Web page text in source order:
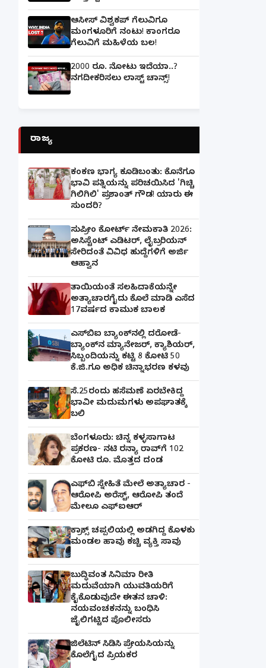
ಆಸೀಸ್ ವಿಶ್ವಕಪ್ ಗೆಲುವಿಗೂ
ಮಂಗಳೂರಿಗೆ ನಂಟು! ಕಾಂಗರೂ
ಗೆಲುವಿಗೆ ಮಹಿಳೆಯ ಬಲ!
2000 ರೂ. ನೋಟು ಇದೆಯಾ..?
ನಗದೀಕರಿಸಲು ಲಾಸ್ಟ್‌ ಚಾನ್ಸ್‌!
ರಾಜ್ಯ
ಕಂಕಣ ಭಾಗ್ಯ ಕೂಡಿಬಂತು: ಕೊನೆಗೂ
ಭಾವಿ ಪತ್ನಿಯನ್ನು ಪರಿಚಯಿಸಿದ 'ಗಿಚ್ಚಿ
ಗಿಲಿಗಿಲಿ' ಪ್ರಶಾಂತ್ ಗೌಡ! ಯಾರು ಈ
ಸುಂದರಿ?
ಸುಪ್ರೀಂ ಕೋರ್ಟ್ ನೇಮಕಾತಿ 2026:
ಅಸಿಸ್ಟೆಂಟ್ ಎಡಿಟರ್, ಲೈಬ್ರರಿಯನ್
ಸೇರಿದಂತೆ ವಿವಿಧ ಹುದ್ದೆಗಳಿಗೆ ಅರ್ಜಿ
ಆಹ್ವಾನ
ತಾಯಿಯಂತೆ ಸಲಹಿದಾಕೆಯನ್ನೇ
ಅತ್ಯಾಚಾರಗೈದು ಕೊಲೆ ಮಾಡಿ ಎಸೆದ
17ವರ್ಷದ ಕಾಮುಕ ಬಾಲಕ
ಎಸ್‌ಬಿಐ ಬ್ಯಾಂಕ್‌ನಲ್ಲಿ‌ ದರೋಡೆ-
ಬ್ಯಾಂಕ್​ನ ಮ್ಯಾನೇಜರ್‌, ಕ್ಯಾಶಿಯರ್‌,
ಸಿಬ್ಬಂದಿಯನ್ನು ಕಟ್ಟಿ 8 ಕೋಟಿ 50
ಕೆ.ಜಿ.ಗೂ ಅಧಿಕ ಚಿನ್ನಾಭರಣ ಕಳವು
ಸೆ.25ರಂದು ಹಸೆಮಣೆ ಏರಬೇಕಿದ್ದ
ಭಾವೀ ಮದುಮಗಳು ಅಪಘಾತಕ್ಕೆ
ಬಲಿ
ಬೆಂಗಳೂರು: ಚಿನ್ನ ಕಳ್ಳಸಾಗಾಟ
ಪ್ರಕರಣ- ನಟಿ ರನ್ಯಾ ರಾವ್‌ಗೆ 102
ಕೋಟಿ ರೂ. ಮೊತ್ತದ ದಂಡ
ಎಫ್‌ಬಿ ಸ್ನೇಹಿತೆ ಮೇಲೆ ಅತ್ಯಾಚಾರ -
ಆರೋಪಿ ಅರೆಸ್ಟ್, ಆರೋಪಿ ತಂದೆ
ಮೇಲೂ ಎಫ್ಐಆರ್
ಕ್ರಾಕ್ಸ್ ಚಪ್ಪಲಿಯಲ್ಲಿ ಅಡಗಿದ್ದ ಕೊಳಕು
ಮಂಡಲ ಹಾವು ಕಚ್ಚಿ ವ್ಯಕ್ತಿ ಸಾವು
ಬುದ್ಧಿವಂತ ಸಿನಿಮಾ ರೀತಿ
ಮದುವೆಯಾಗಿ ಯುವತಿಯರಿಗೆ
ಕೈಕೊಡುವುದೇ ಈತನ ಚಾಳಿ:
ನಯವಂಚಕನನ್ನು ಬಂಧಿಸಿ
ಜೈಲಿಗಟ್ಟಿದ ಪೊಲೀಸರು
ಜಿಲೆಟಿನ್ ಸಿಡಿಸಿ ಪ್ರೇಯಸಿಯನ್ನು
ಕೊಲೆಗೈದ ಪ್ರಿಯಕರ